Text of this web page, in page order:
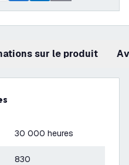
sur le produit
30 000 heures
830